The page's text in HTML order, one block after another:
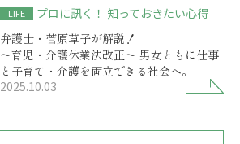
LIFE
プロに訊く！ 知っておきたい心得
弁護士・菅原草子が解説！
～育児・介護休業法改正～ 男女ともに仕事
と子育て・介護を両立できる社会へ。
2025.10.03